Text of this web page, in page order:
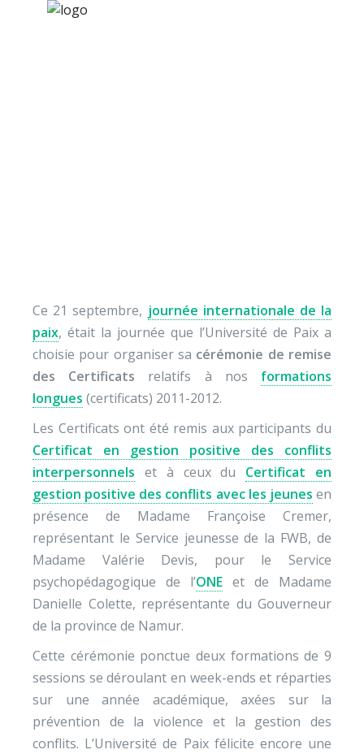
Ce 21 septembre, journée internationale de la
paix, était la journée que l’Université de Paix a
choisie pour organiser sa cérémonie de remise
des Certificats relatifs à nos formations
longues (certificats) 2011-2012.
Les Certificats ont été remis aux participants du
Certificat en gestion positive des conflits
interpersonnels et à ceux du Certificat en
gestion positive des conflits avec les jeunes en
présence de Madame Françoise Cremer,
représentant le Service jeunesse de la FWB, de
Madame Valérie Devis, pour le Service
psychopédagogique de l’ONE et de Madame
Danielle Colette, représentante du Gouverneur
de la province de Namur.
Cette cérémonie ponctue deux formations de 9
sessions se déroulant en week-ends et réparties
sur une année académique, axées sur la
prévention de la violence et la gestion des
conflits. L’Université de Paix félicite encore une